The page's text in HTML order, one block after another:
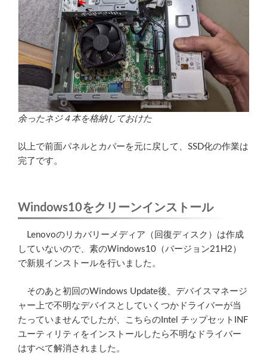
余ったネジ４本を格納しておけた
以上で前面パネルとカバーを元に戻して、SSD化の作業は
完了です。
Windows10をクリーンインストール
Lenovoのリカバリーメディア（回復ディスク）は作成
していないので、素のWindows10（バージョン21H2）
で新規インストールを行いました。
そのあと初回のWindows Update後、デバイスマネージ
ャー上で不明なデバイスとしていくつかドライバーが当
たっていませんでしたが、こちらのIntel チップセットINF
ユーティリティをインストールしたら不明なドライバー
はすべて解消されました。